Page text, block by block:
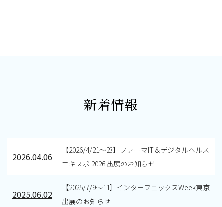
新着情報
2026.04.06
【2026/4/21～23】ファーマIT＆デジタルヘルス
エキスポ 2026 出展のお知らせ
2025.06.02
【2025/7/9～11】インターフェックスWeek東京
出展のお知らせ